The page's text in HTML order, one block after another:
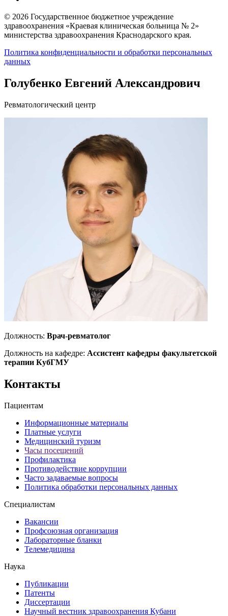
© 2026 Государственное бюджетное учреждение
здравоохранения «Краевая клиническая больница № 2»
министерства здравоохранения Краснодарского края.
Политика конфиденциальности и обработки персональных
данных
Голубенко Евгений Александрович
Ревматологический центр
Должность: Врач-ревматолог
Должность на кафедре: Ассистент кафедры факультетской
терапии КубГМУ
Контакты
Пациентам
Информационные материалы
Платные услуги
Медицинский туризм
Часы посещений
Профилактика
Противодействие коррупции
Часто задаваемые вопросы
Политика обработки персональных данных
Специалистам
Вакансии
Профсоюзная организация
Лабораторные бланки
Телемедицина
Наука
Публикации
Патенты
Диссертации
Научный вестник здравоохранения Кубани